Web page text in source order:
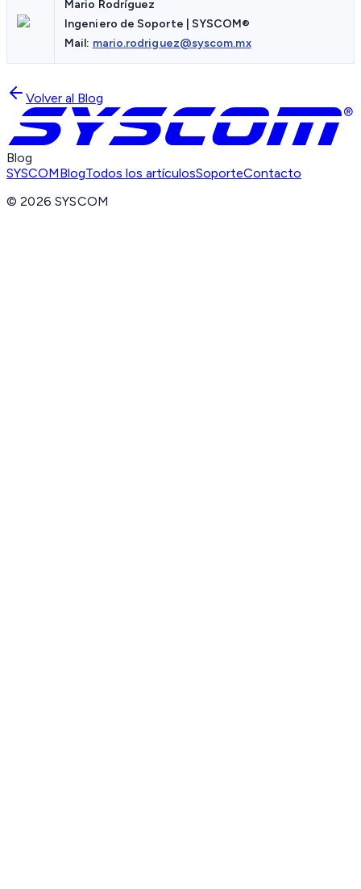
Mario Rodríguez
Ingeniero de Soporte | SYSCOM®
Mail: mario.rodriguez@syscom.mx
Volver al Blog
Blog
SYSCOMBlogTodos los artículosSoporteContacto
©2026 SYSCOM